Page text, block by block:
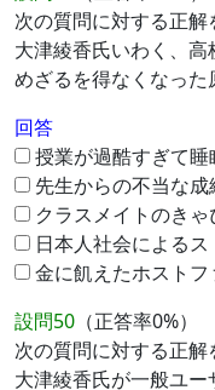
次の質問に対する正解
大津綾香氏いわく、
めざるを得なくなった
回答
授業が過酷すぎて
先生からの不当な
クラスメイトのき
日本人社会による
金に飢えたホスト
設問50 （正答率0%）
次の質問に対する正解
大津綾香氏が一般ユ